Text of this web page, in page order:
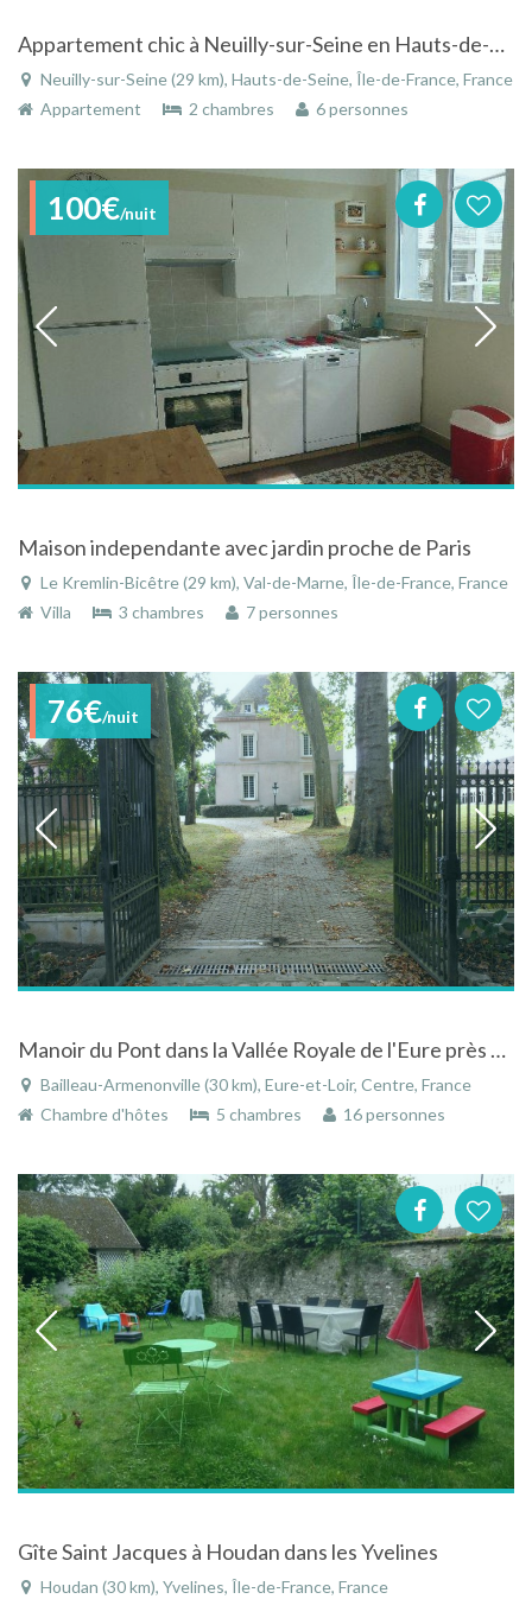
Appartement chic à Neuilly-sur-Seine en Hauts-de-Seine - Île-de-France
Neuilly-sur-Seine (29 km), Hauts-de-Seine, Île-de-France, France
Appartement
2 chambres 6 personnes
100€/nuit
Maison independante avec jardin proche de Paris
Le Kremlin-Bicêtre (29 km), Val-de-Marne, Île-de-France, France
Villa
3 chambres 7 personnes
76€/nuit
Manoir du Pont dans la Vallée Royale de l'Eure près de Maintenon et de Chartres
Bailleau-Armenonville (30 km), Eure-et-Loir, Centre, France
Chambre d'hôtes
5 chambres 16 personnes
Gîte Saint Jacques à Houdan dans les Yvelines
Houdan (30 km), Yvelines, Île-de-France, France